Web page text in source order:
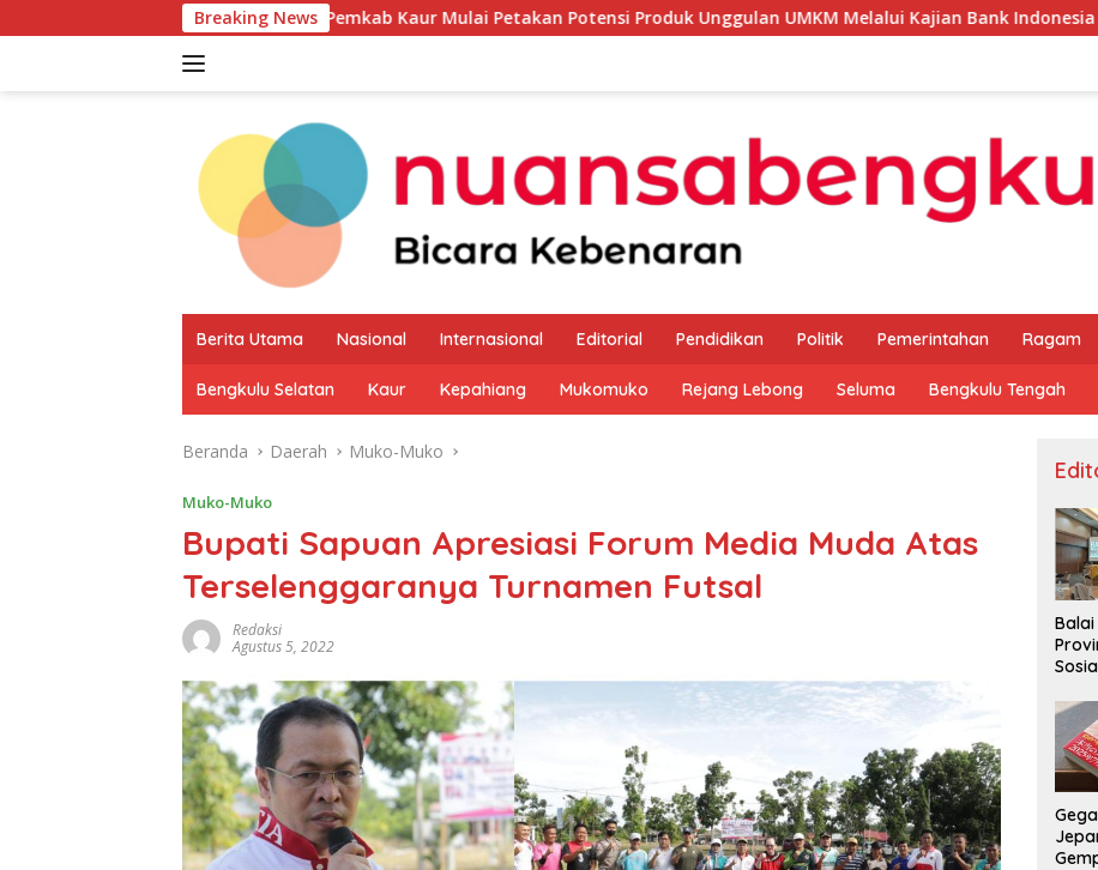
ke
Breaking News
Pemkab Kaur Mulai Petakan Potensi Produk Unggulan UMKM Melalui Kajian Bank Indonesia Sekda
Berita Utama Nasional Internasional Editorial Pendidikan Politik Pemerintahan Ragam
Bengkulu Selatan Kaur Kepahiang Mukomuko Rejang Lebong Seluma Bengkulu Tengah
Beranda Daerah Muko-Muko
Muko-Muko
Bupati Sapuan Apresiasi Forum Media Muda Atas
Terselenggaranya Turnamen Futsal
Redaksi
Agustus 5, 2022